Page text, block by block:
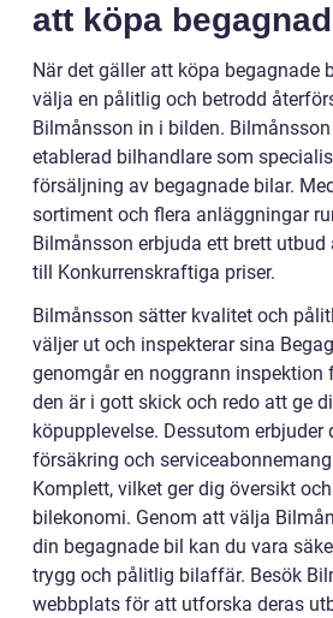
att köpa
När det gäller att köpa begagnade
välja en pålitlig och betrodd
Bilmånsson in i bilden.
etablerad bilhandlare som
försäljning av begagnade bilar.
sortiment och flera anläggningar
Bilmånsson erbjuda ett brett utbud
till Konkurrenskraftiga priser.
Bilmånsson sätter kvalitet och
väljer ut och inspekterar sina
genomgår en noggrann
den är i gott skick och redo att ge
köpupplevelse. Dessutom erbjuder
försäkring och
Komplett, vilket ger dig översikt
bilekonomi. Genom att välja
din begagnade bil kan du vara
trygg och pålitlig bilaffär. Besök
webbplats för att utforska deras